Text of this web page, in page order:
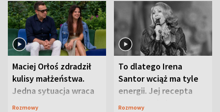
Maciej Orłoś zdradził
kulisy małżeństwa.
Jedna sytuacja wraca
jak bumerang
Rozmowy
To dlatego Irena
Santor wciąż ma tyle
energii. Jej recepta
jest zaskakująco
Rozmowy